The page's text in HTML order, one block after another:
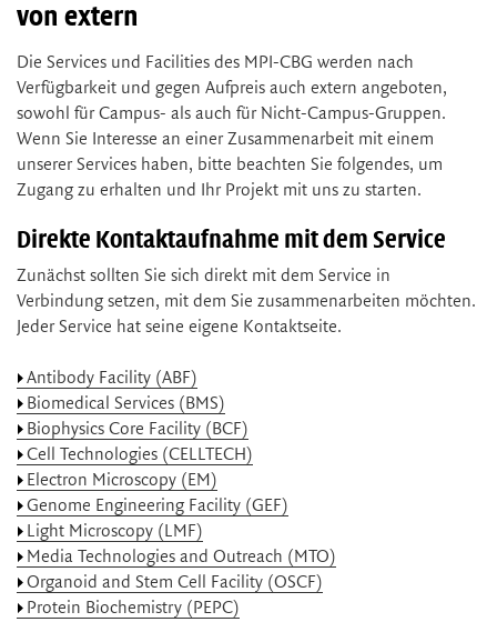
von extern
Die Services und Facilities des MPI-CBG werden nach
Verfügbarkeit und gegen Aufpreis auch extern angeboten,
sowohl für Campus- als auch für Nicht-Campus-Gruppen.
Wenn Sie Interesse an einer Zusammenarbeit mit einem
unserer Services haben, bitte beachten Sie folgendes, um
Zugang zu erhalten und Ihr Projekt mit uns zu starten.
Direkte Kontaktaufnahme mit dem Service
Zunächst sollten Sie sich direkt mit dem Service in
Verbindung setzen, mit dem Sie zusammenarbeiten möchten.
Jeder Service hat seine eigene Kontaktseite.
Antibody Facility (ABF)
Biomedical Services (BMS)
Biophysics Core Facility (BCF)
Cell Technologies (CELLTECH)
Electron Microscopy (EM)
Genome Engineering Facility (GEF)
Light Microscopy (LMF)
Media Technologies and Outreach (MTO)
Organoid and Stem Cell Facility (OSCF)
Protein Biochemistry (PEPC)